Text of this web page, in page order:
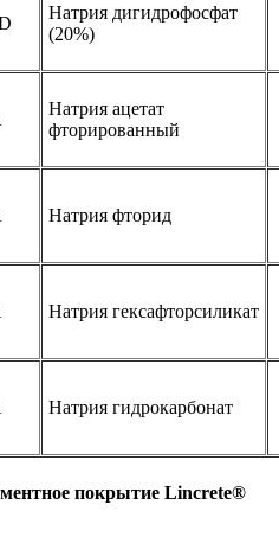
Натрия дигидрофосфат
(20%)
Натрия ацетат
фторированный
Натрия фторид
Натрия гексафторсиликат
Натрия гидрокарбонат
покрытие Lincrete®